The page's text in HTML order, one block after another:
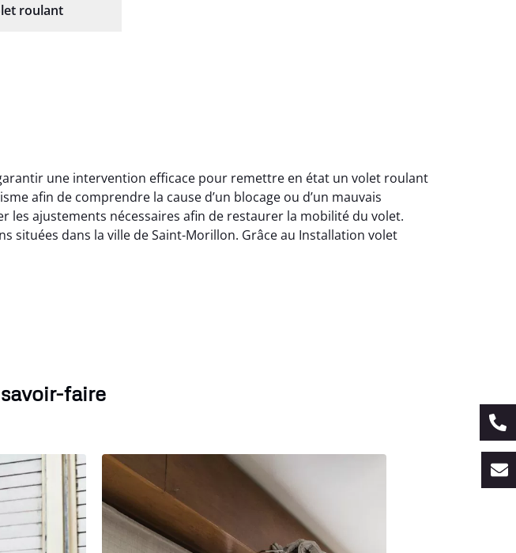
roulant
une intervention efficace pour remettre en état un volet roulant
afin de comprendre la cause d’un blocage ou d’un mauvais
ajustements nécessaires afin de restaurer la mobilité du volet.
dans la ville de Saint-Morillon. Grâce au Installation volet
faire